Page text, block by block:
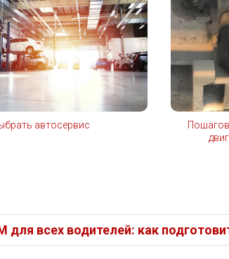
автосервис
всех водителей: как